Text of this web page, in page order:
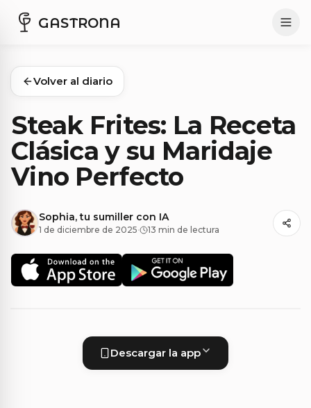
GASTRONA
Volver al diario
Steak Frites: La Receta
Clásica y su Maridaje
Vino Perfecto
Sophia, tu sumiller con IA
1 de diciembre de 2025· 13 min de lectura
Descargar la app